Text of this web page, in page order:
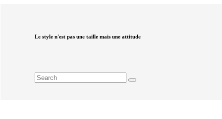
Le style n'est pas une taille mais une attitude